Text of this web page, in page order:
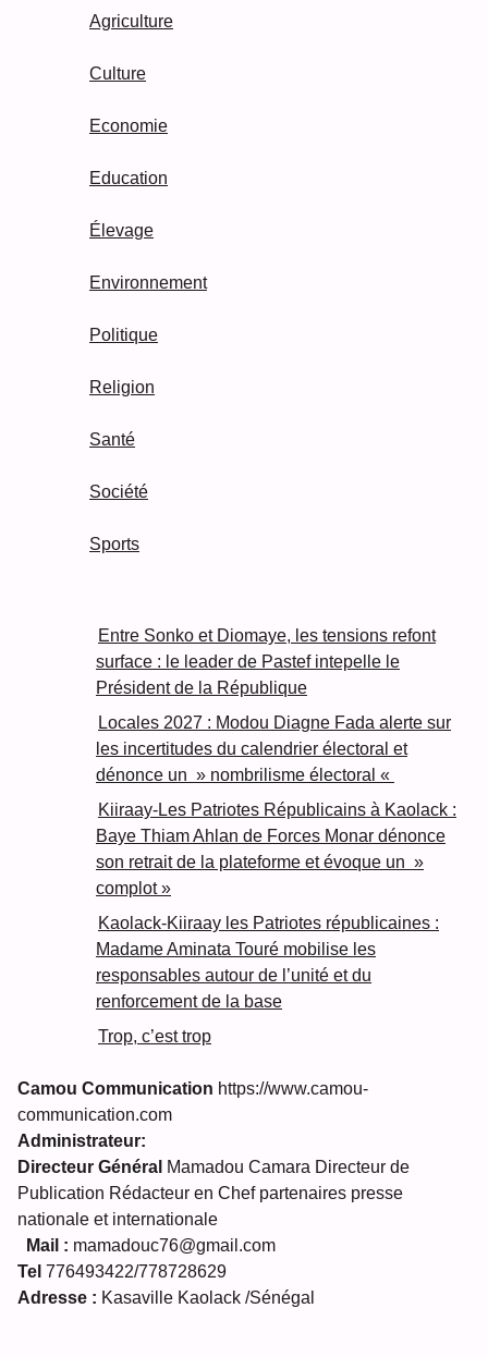
Agriculture
Culture
Economie
Education
Élevage
Environnement
Politique
Religion
Santé
Société
Sports
Entre Sonko et Diomaye, les tensions refont
surface : le leader de Pastef intepelle le
Président de la République
Locales 2027 : Modou Diagne Fada alerte sur
les incertitudes du calendrier électoral et
dénonce un » nombrilisme électoral «
Kiiraay-Les Patriotes Républicains à Kaolack :
Baye Thiam Ahlan de Forces Monar dénonce
son retrait de la plateforme et évoque un »
complot »
Kaolack-Kiiraay les Patriotes républicaines :
Madame Aminata Touré mobilise les
responsables autour de l’unité et du
renforcement de la base
Trop, c’est trop
Camou Communication https://www.camou-
communication.com
Administrateur:
Directeur Général Mamadou Camara Directeur de
Publication Rédacteur en Chef partenaires presse
nationale et internationale
Mail : mamadouc76@gmail.com
Tel 776493422/778728629
Adresse : Kasaville Kaolack /Sénégal